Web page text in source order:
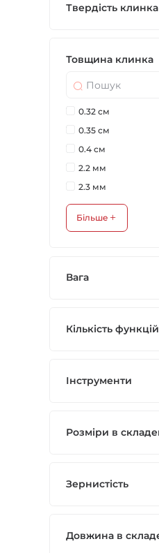
Твердість клинка
Товщина клинка
0.32 см
0.35 см
0.4 см
2.2 мм
2.3 мм
Більше
Вага
Кількість функцій
Інструменти
Розміри в
Зернистість
Довжина в